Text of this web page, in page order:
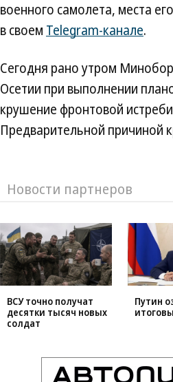
военного самолета, места
в своем Telegram-канале.
Сегодня рано утром
Осетии при выполнении
крушение фронтовой
Предварительной причиной
Новости партнеров
ВСУ точно получат
десятки тысяч новых
солдат
Путин